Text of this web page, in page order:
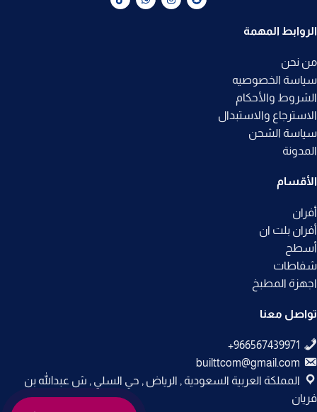
الروابط المهمة
من نحن
سياسة الخصوصيه
الشروط والأحكام
الاسترجاع والاستبدال
سياسة الشحن
المدونة
الأقسام
أفران
أفران بلت ان
أسطح
شفاطات
اجهزة المطبخ
تواصل معنا
builttcom@gmail.com
المملكة العربية السعودية , الرياض , حي السلي , ش عبدالله بن
فريان